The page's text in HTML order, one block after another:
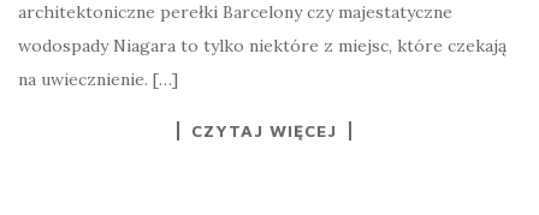
architektoniczne perełki Barcelony czy majestatyczne
wodospady Niagara to tylko niektóre z miejsc, które czekają
na uwiecznienie. […]
CZYTAJ WIĘCEJ